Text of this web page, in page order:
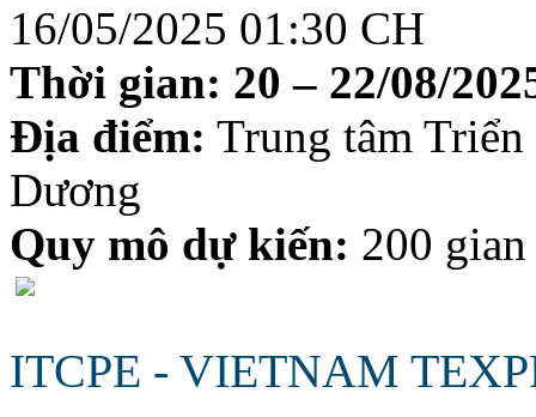
16/05/2025 01:30 CH
Thời gian: 20 – 22/08/
Địa điểm: Trung tâm
Dương
Quy mô dự kiến: 200
ITCPE - VIETNAM